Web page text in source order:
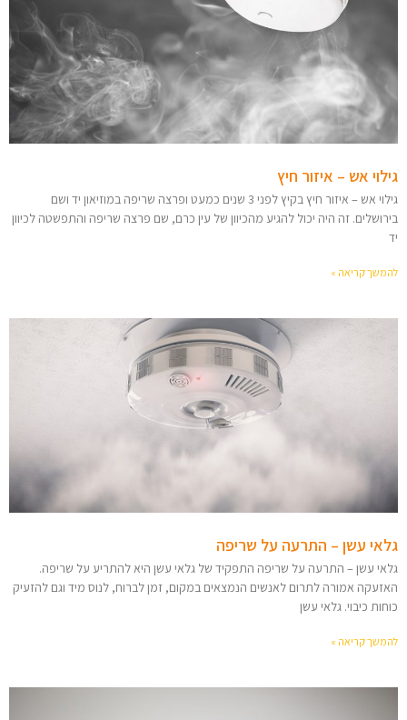
גילוי אש – איזור חיץ
גילוי אש – איזור חיץ בקיץ לפני 3 שנים כמעט ופרצה שריפה במוזיאון יד ושם
בירושלים. זה היה יכול להגיע מהכיוון של עין כרם, שם פרצה שריפה והתפשטה לכיוון
יד
להמשך קריאה »
גלאי עשן – התרעה על שריפה
גלאי עשן – התרעה על שריפה התפקיד של גלאי עשן היא להתריע על שריפה.
האזעקה אמורה לתרום לאנשים הנמצאים במקום, זמן לברוח, לנוס מיד וגם להזעיק
כוחות כיבוי. גלאי עשן
להמשך קריאה »